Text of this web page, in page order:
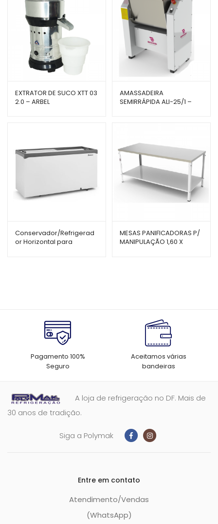
EXTRATOR DE SUCO XTT 03
2.0 – ARBEL
AMASSADEIRA
SEMIRRÁPIDA ALI-25/1 –
Conservador/Refrigerad
or Horizontal para
MESAS PANIFICADORAS P/
MANIPULAÇÃO 1,60 X
Pagamento 100%
Seguro
Aceitamos várias
bandeiras
A loja de refrigeração no DF. Mais de
30 anos de tradição.
Siga a Polymak
Entre em contato
Atendimento/Vendas
(WhatsApp)